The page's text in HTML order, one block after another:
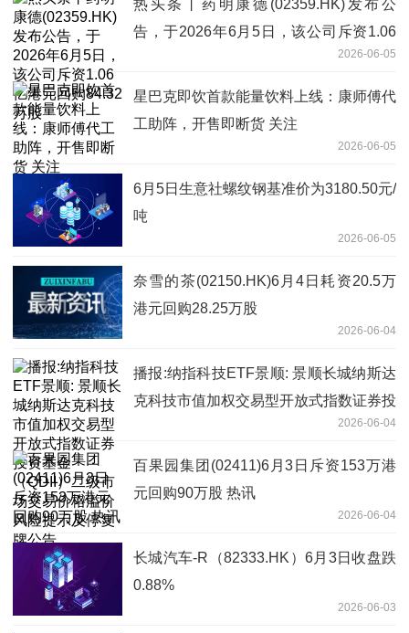
热头条丨药明康德(02359.HK)发布公
告，于2026年6月5日，该公司斥资1.06
2026-06-05
星巴克即饮首款能量饮料上线：康师傅代
工助阵，开售即断货 关注
2026-06-05
6月5日生意社螺纹钢基准价为3180.50元/
吨
2026-06-05
奈雪的茶(02150.HK)6月4日耗资20.5万
港元回购28.25万股
2026-06-04
播报:纳指科技ETF景顺: 景顺长城纳斯达
克科技市值加权交易型开放式指数证券投
资基金（QDII）二级市场交易价格溢价风
险提示及停复牌公告
2026-06-04
百果园集团(02411)6月3日斥资153万港
元回购90万股 热讯
2026-06-04
长城汽车-R（82333.HK）6月3日收盘跌
0.88%
2026-06-03